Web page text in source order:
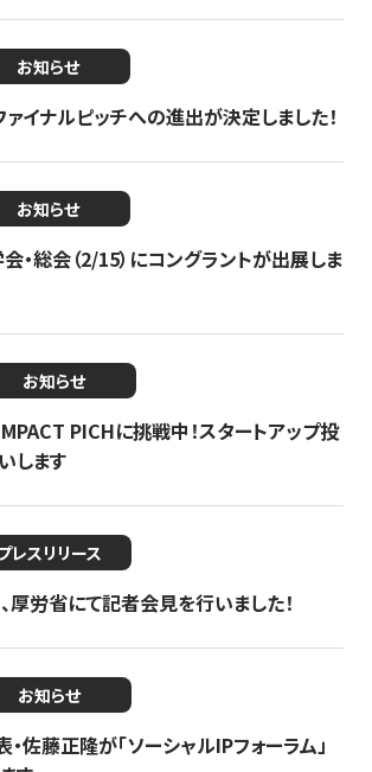
お知らせ
イナルピッチへの進出が決定しました！
お知らせ
・総会（2/15）にコングラントが出展しま
お知らせ
PICHに挑戦中！スタートアップ投
します
レスリリース
厚労省にて記者会見を行いました！
お知らせ
佐藤正隆が「ソーシャルIPフォーラム」